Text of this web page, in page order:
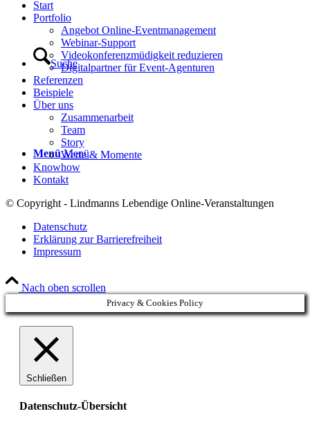
Suche
Menü Menü
Start
Portfolio
Angebot Online-Eventmanagement
Webinar-Support
Videokonferenzmüdigkeit reduzieren
Digitalpartner für Event-Agenturen
Referenzen
Beispiele
Über uns
Zusammenarbeit
Team
Story
Werte & Momente
Knowhow
Kontakt
© Copyright - Lindmanns Lebendige Online-Veranstaltungen
Datenschutz
Erklärung zur Barrierefreiheit
Impressum
Nach oben scrollen
Privacy & Cookies Policy
Schließen
Datenschutz-Übersicht